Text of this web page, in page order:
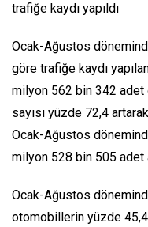
trafiğe kaydı yapıldı
Ocak-Ağustos
göre trafiğe kaydı
milyon 562 bin 342 adet
sayısı yüzde 72,4
Ocak-Ağustos
milyon 528 bin 505 adet
Ocak-Ağustos
otomobillerin yüzde